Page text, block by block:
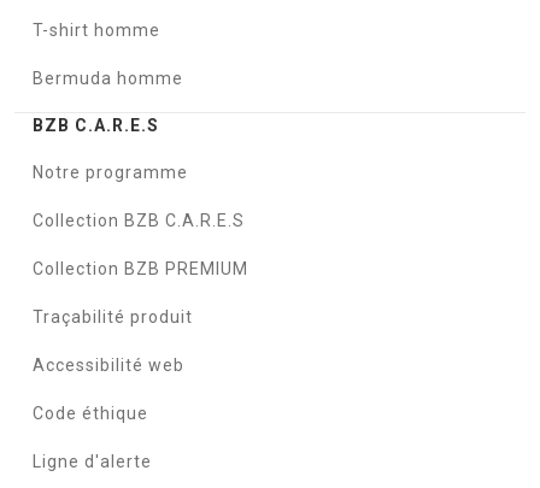
T-shirt homme
Bermuda homme
BZB C.A.R.E.S
Notre programme
Collection BZB C.A.R.E.S
Collection BZB PREMIUM
Traçabilité produit
Accessibilité web
Code éthique
Ligne d'alerte